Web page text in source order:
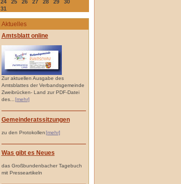
24
25 26 27 28 29
30
31
Aktuelles
Amtsblatt online
Zur aktuellen Ausgabe des
Amtsblattes der Verbandsgemeinde
Zweibrücken- Land zur PDF-Datei
des...
[mehr]
Gemeinderatssitzungen
zu den Protokollen[mehr]
Was gibt es Neues
das Großbundenbacher Tagebuch
mit Presseartikeln